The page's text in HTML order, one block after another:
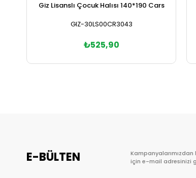
Giz Lisanslı Çocuk Halısı 140*190 Cars
GIZ-30LS00CR3043
₺525,90
E-BÜLTEN
için e-mail adresinizi